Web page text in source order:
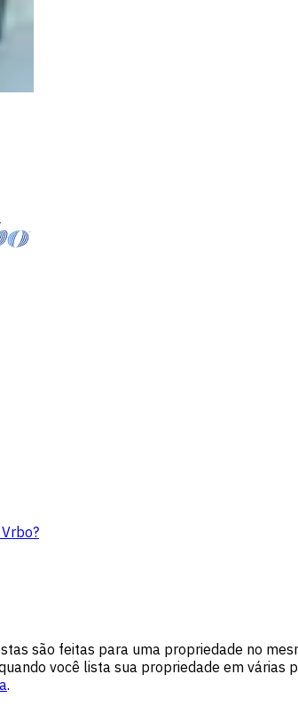
são feitas para uma propriedade no
você lista sua propriedade em várias
.